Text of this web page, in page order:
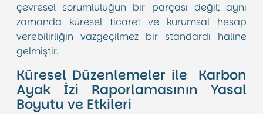
çevresel sorumluluğun bir parçası değil; aynı
zamanda küresel ticaret ve kurumsal hesap
verebilirliğin vazgeçilmez bir standardı haline
gelmiştir.
Küresel Düzenlemeler ile Karbon
Ayak İzi Raporlamasının Yasal
Boyutu ve Etkileri